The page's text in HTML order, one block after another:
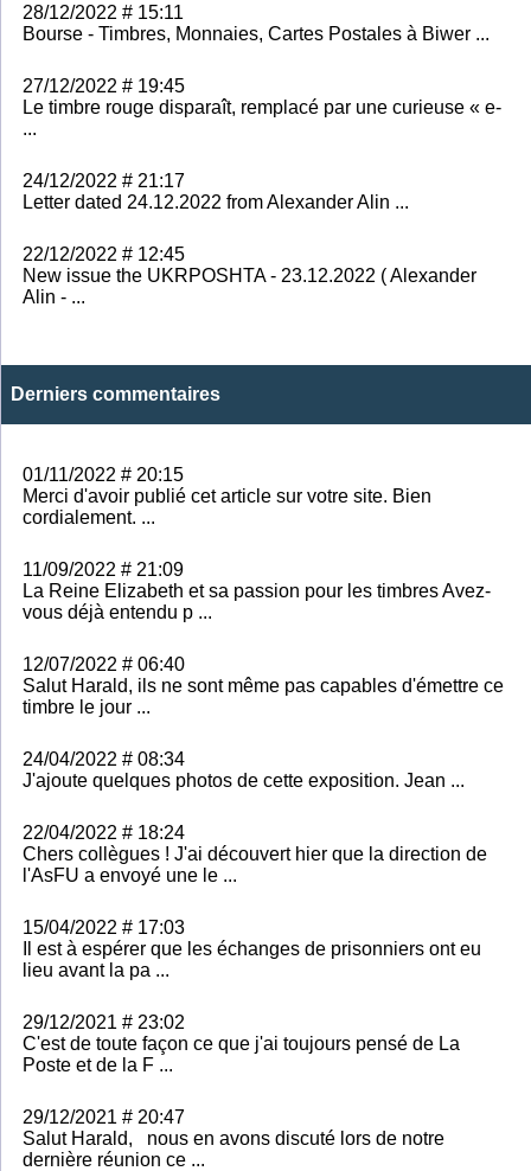
28/12/2022 # 15:11
Bourse - Timbres, Monnaies, Cartes Postales à Biwer ...
27/12/2022 # 19:45
Le timbre rouge disparaît, remplacé par une curieuse « e-
...
24/12/2022 # 21:17
Letter dated 24.12.2022 from Alexander Alin ...
22/12/2022 # 12:45
New issue the UKRPOSHTA - 23.12.2022 ( Alexander
Alin - ...
Derniers commentaires
01/11/2022 # 20:15
Merci d'avoir publié cet article sur votre site. Bien
cordialement. ...
11/09/2022 # 21:09
La Reine Elizabeth et sa passion pour les timbres Avez-
vous déjà entendu p ...
12/07/2022 # 06:40
Salut Harald, ils ne sont même pas capables d'émettre ce
timbre le jour ...
24/04/2022 # 08:34
J'ajoute quelques photos de cette exposition. Jean ...
22/04/2022 # 18:24
Chers collègues ! J'ai découvert hier que la direction de
l'AsFU a envoyé une le ...
15/04/2022 # 17:03
Il est à espérer que les échanges de prisonniers ont eu
lieu avant la pa ...
29/12/2021 # 23:02
C'est de toute façon ce que j'ai toujours pensé de La
Poste et de la F ...
29/12/2021 # 20:47
Salut Harald, nous en avons discuté lors de notre
dernière réunion ce ...